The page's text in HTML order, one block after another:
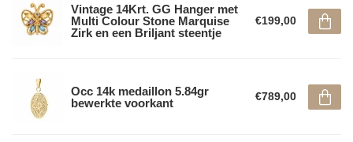
Vintage 14Krt. GG Hanger met
Multi Colour Stone Marquise
Zirk en een Briljant steentje
€199,00
Occ 14k medaillon 5.84gr
bewerkte voorkant
€789,00